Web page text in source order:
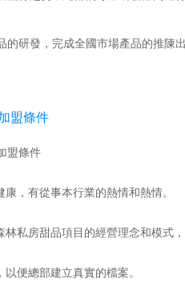
研發，完成全國市場產品的推陳出
盟條件
盟條件
有從事本行業的熱情和熱情。
房甜品項目的經營理念和模式，
便總部建立真實的檔案。